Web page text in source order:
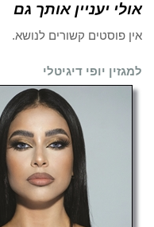
אולי יעניין אותך גם
אין פוסטים קשורים לנושא.
למגזין יופי דיגיטלי